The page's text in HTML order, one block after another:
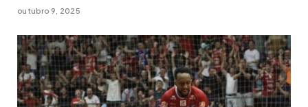
outubro 9, 2025